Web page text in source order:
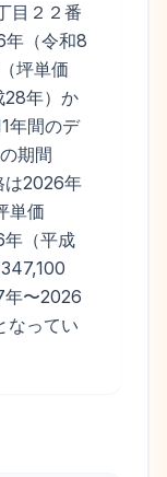
目２２番
年（令和8
坪単価
年）か
年間のデ
期間
は2026年
単価
（平成
年〜2026
なってい